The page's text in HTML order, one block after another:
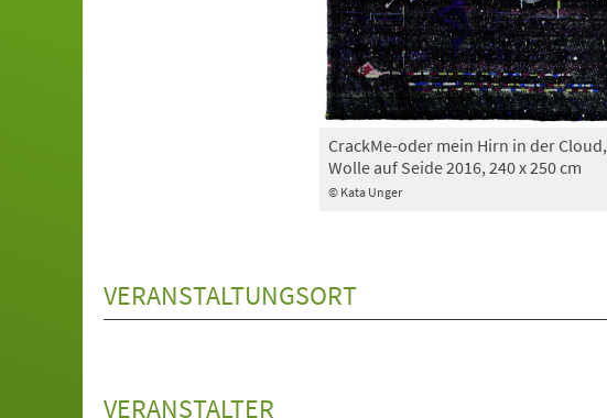
© Kata Unger
CrackMe-oder mein Hirn in der Cloud,
Wolle auf Seide 2016, 240 x 250 cm
VERANSTALTUNGSORT
VERANSTALTER